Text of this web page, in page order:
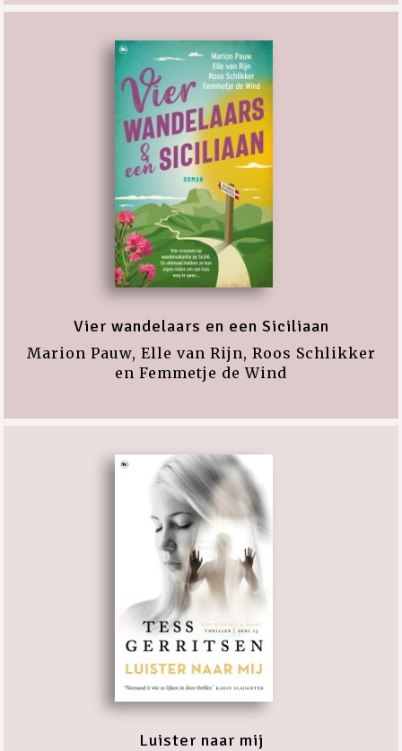
Vier wandelaars en een Siciliaan
Marion Pauw, Elle van Rijn, Roos Schlikker
en Femmetje de Wind
Luister naar mij